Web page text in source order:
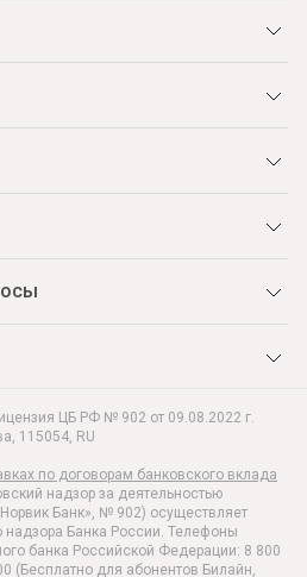
ЦБ РФ № 902 от 09.08.2022 г.
, 115054, RU
по договорам банковского вклада
надзор за деятельностью
Банк», № 902) осуществляет
надзора Банка России. Телефоны
банка Российской Федерации: 8 800
(Бесплатно для абонентов Билайн,